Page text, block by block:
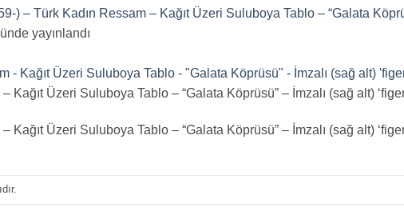
) – Türk Kadın Ressam – Kağıt Üzeri Suluboya Tablo – “Galata
yayınlandı
Kağıt Üzeri Suluboya Tablo – “Galata Köprüsü” – İmzalı (sağ alt)
Kağıt Üzeri Suluboya Tablo – “Galata Köprüsü” – İmzalı (sağ alt)